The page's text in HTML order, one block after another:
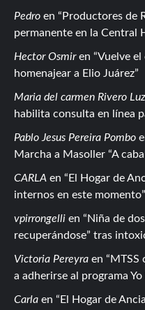
Pedro en
Productores de
permanente en la Central
Hector Osmiren
Vuelve el
homenajear a Elio Juárez
Maria del carmen Rivero
habilita consulta en línea
Pablo Jesus Pereira Pombo
Marcha a Masoller “A
CARLA en
El Hogar de
internos en este momento
vpirrongelli en
Niña de
recuperándose” tras
Victoria Pereyra en
MTSS
a adherirse al programa
Carla en El Hogar de